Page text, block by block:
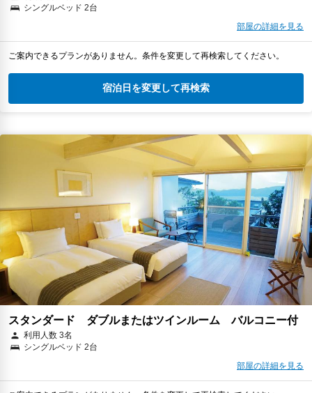
シングルベッド 2台
部屋の詳細を見る
ご案内できるプランがありません。条件を変更して再検索してください。
宿泊日を変更して再検索
スタンダード ダブルまたはツインルーム バルコニー付
利用人数 3名
シングルベッド 2台
部屋の詳細を見る